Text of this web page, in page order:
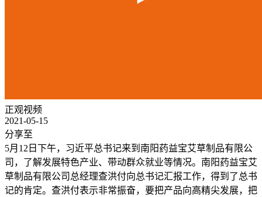
正观视频
2021-05-15
分享至
5月12日下午，习近平总书记来到南阳药益宝艾草制品有限公
司，了解发展特色产业、带动群众就业等情况。南阳药益宝艾
草制品有限公司总经理查洪付向总书记汇报工作，得到了总书
记的肯定。查洪付表示非常振奋，要把产品向高精尖发展，把